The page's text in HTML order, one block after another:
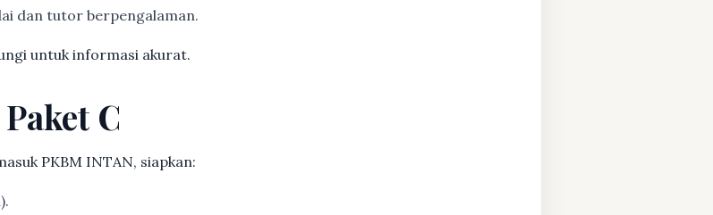
dan tutor berpengalaman.
untuk informasi akurat.
C
PKBM INTAN, siapkan: